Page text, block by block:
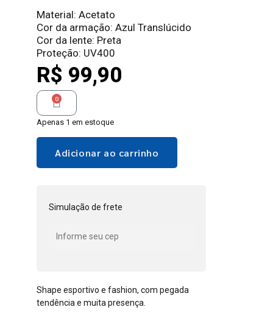
Material: Acetato
Cor da armação: Azul Translúcido
Cor da lente: Preta
Proteção: UV400
R$ 99,90
0
Apenas 1 em estoque
Adicionar ao carrinho
Simulação de frete
Shape esportivo e fashion, com pegada
tendência e muita presença.